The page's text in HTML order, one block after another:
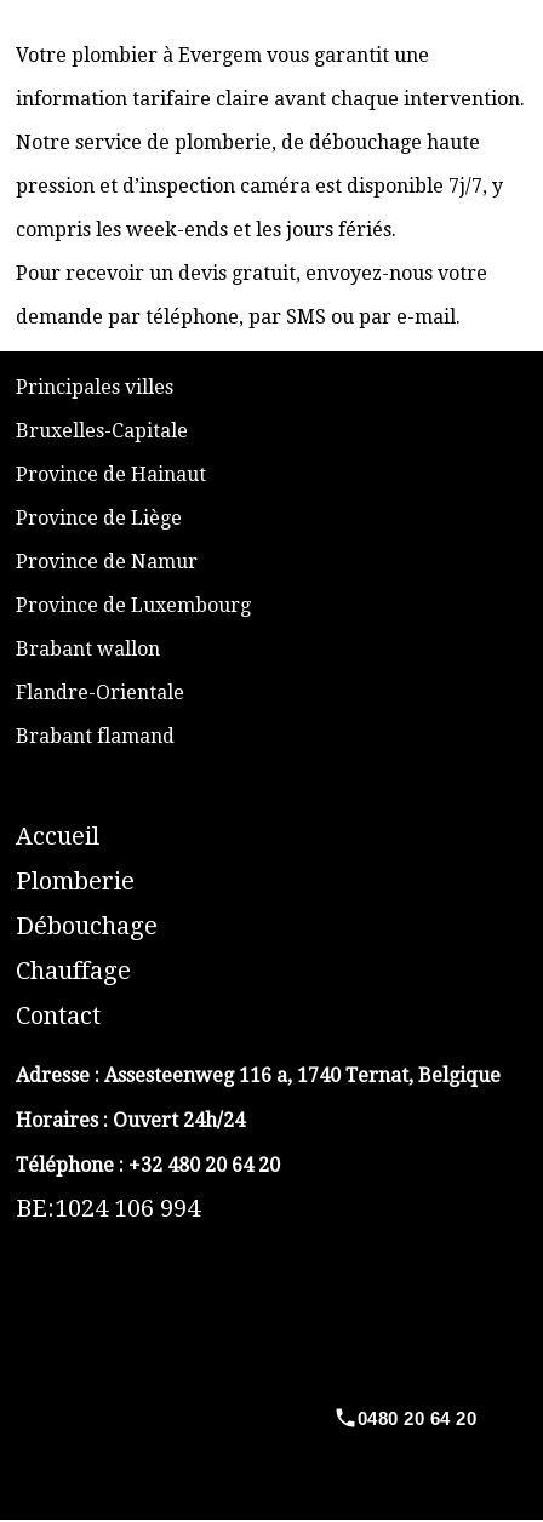
Votre plombier à Evergem vous garantit une
information tarifaire claire avant chaque intervention.
Notre service de plomberie, de débouchage haute
pression et d’inspection caméra est disponible 7j/7, y
compris les week-ends et les jours fériés.
Pour recevoir un devis gratuit, envoyez-nous votre
demande par téléphone, par SMS ou par e-mail.
​Principales villes
​Bruxelles-Capitale
​Province de Hainaut
Province de Liège
​Province de Namur
​Province de Luxembourg
​Brabant wallon
​Flandre-Orientale
​Brabant flamand
Accueil
​Plomberie
Débouchage
Chauffage
Contact
Adresse : Assesteenweg 116 a, 1740 Ternat, Belgique
Horaires : Ouvert 24h/24
Téléphone : +32 480 20 64 20
BE:1024 106 994
0480 20 64 20